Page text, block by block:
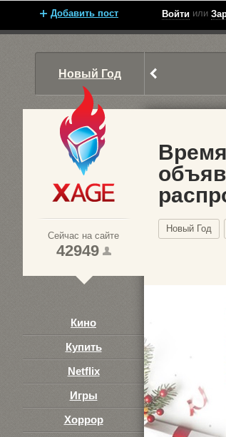
Добавить пост Войти или
Новый Год
Сейчас на сайте
42949
Кино
Купить
Netflix
Игры
Хоррор
Новый Год